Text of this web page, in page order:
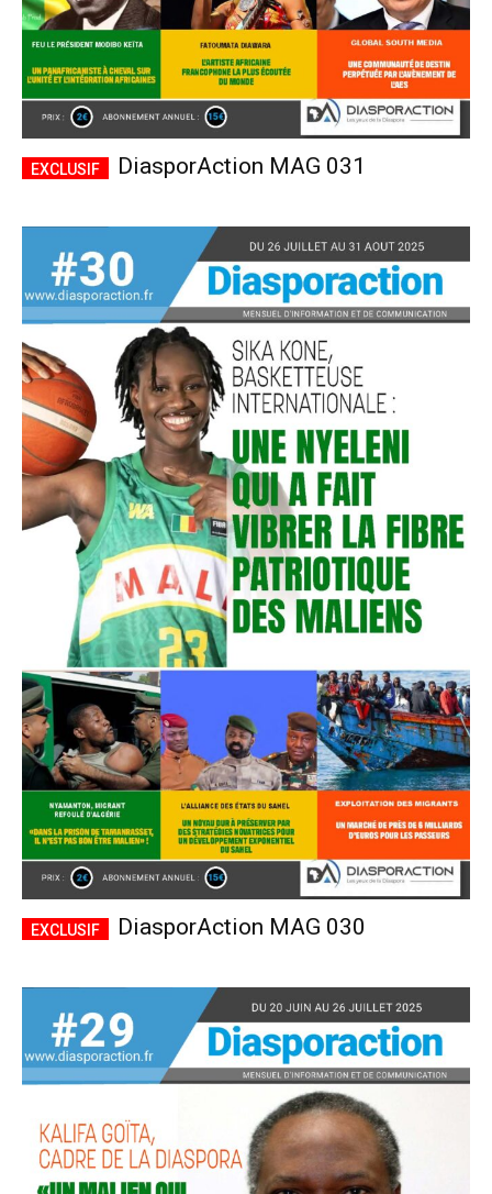
DiasporAction MAG 031
DiasporAction MAG 030